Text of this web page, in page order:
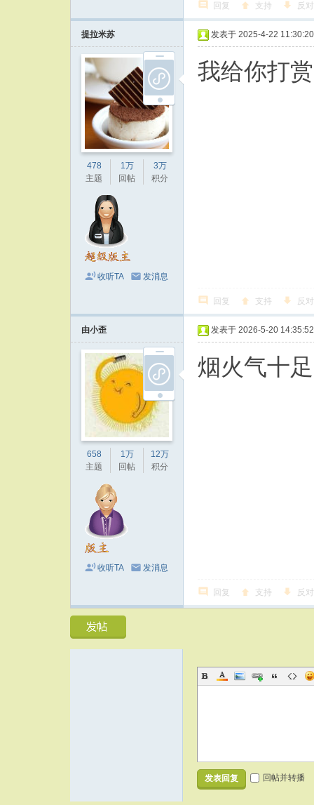
回复 支持 反对
提拉米苏
478
主题
1万
回帖
3万
积分
收听TA 发消息
发表于 2025-4-22 11:30:20
我给你打
回复 支持 反对
由小歪
658
主题
1万
回帖
12万
积分
收听TA 发消息
发表于 2026-5-20 14:35:52
烟火气十
回复 支持 反对
发表回复 回帖并转播